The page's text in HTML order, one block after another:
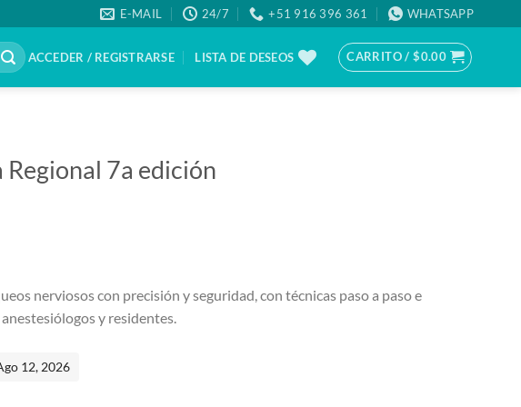
E-MAIL 24/7 +51 916 396 361 WHATSAPP
ACCEDER / REGISTRARSE LISTA DE DESEOS CARRITO /$0.00
7a edición
nerviosos con precisión y seguridad, con técnicas paso a paso e
y residentes.
12, 2026